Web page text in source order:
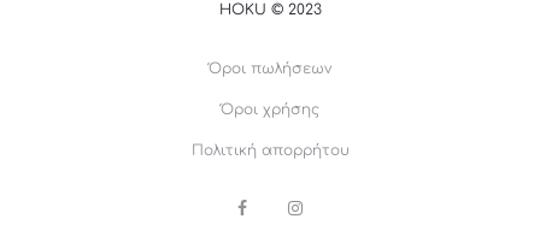
HOKU © 2023
Όροι πωλήσεων
Όροι χρήσης
Πολιτική απορρήτου